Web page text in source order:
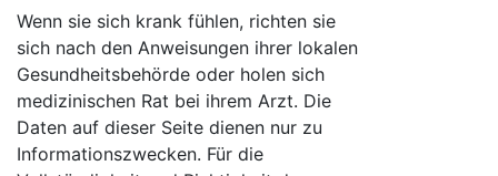
Wenn sie sich krank fühlen, richten sie
sich nach den Anweisungen ihrer lokalen
Gesundheitsbehörde oder holen sich
medizinischen Rat bei ihrem Arzt. Die
Daten auf dieser Seite dienen nur zu
Informationszwecken. Für die